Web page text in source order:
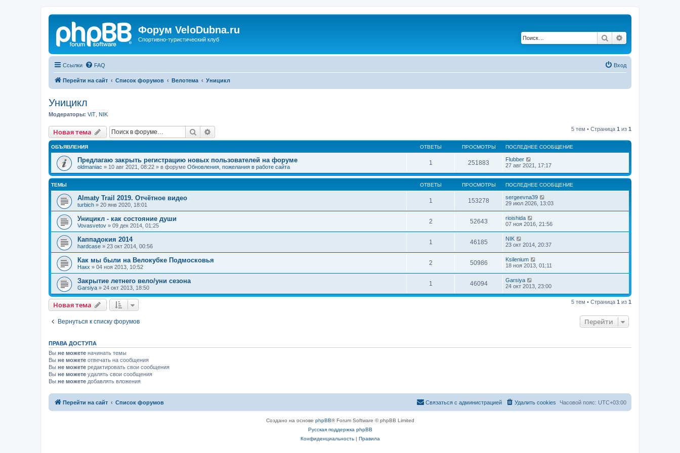
Форум VeloDubna.ru
Спортивно-туристический клуб Поиск
Ссылки FAQ Вход
Перейти на сайт Список форумов Велотема Уницикл
Уницикл
Модераторы: ViT NIK
Новая тема Поиск 5 тем • Страница 1 из 1
ОБЪЯВЛЕНИЯ ОТВЕТЫ ПРОСМОТРЫ ПОСЛЕДНЕЕ СООБЩЕНИЕ
Предлагаю закрыть регистрацию новых пользователей на форуме
oldmaniac » 10 авг 2021, 08:22 » в форуме Обновления, пожелания в работе сайта
1 251883
Flubber
27 авг 2021, 17:17
ТЕМЫ ОТВЕТЫ ПРОСМОТРЫ ПОСЛЕДНЕЕ СООБЩЕНИЕ
Almaty Trail 2019. Отчётное видео
turbich » 20 янв 2020, 18:01
1 153278
sergeevna39
29 июл 2026, 13:03
Уницикл - как состояние души
Vovasvetov » 09 дек 2014, 01:25
2 52643
rioishida
07 ноя 2016, 21:56
Каппадокия 2014
hardcase » 23 окт 2014, 00:56
1 46185
NIK
23 окт 2014, 20:37
Как мы были на Велокубке Подмосковья
Накх » 04 ноя 2013, 10:52
2 50986
Ksilenium
18 ноя 2013, 01:11
Закрытие летнего вело/уни сезона
Garsiya » 24 окт 2013, 18:50
1 46094
Garsiya
24 окт 2013, 23:00
Новая тема 5 тем • Страница 1 из 1
Вернуться к списку форумов Перейти
ПРАВА ДОСТУПА
Вы не можете начинать темы
Вы не можете отвечать на сообщения
Вы не можете редактировать свои сообщения
Вы не можете удалять свои сообщения
Вы не можете добавлять вложения
Перейти на сайт Список форумов Часовой пояс: UTC+03:00
Удалить cookies
Связаться с администрацией
Создано на основе phpBB® Forum Software © phpBB Limited
Русская поддержка phpBB
Конфиденциальность| Правила